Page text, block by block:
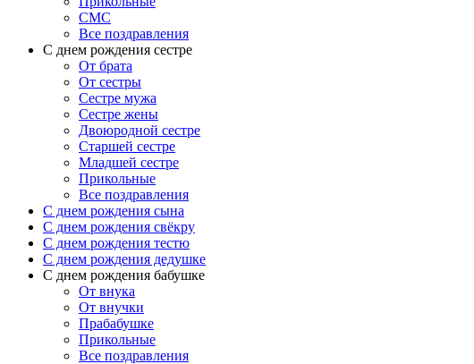
СМС
Все поздравления
С днем рождения сестре
От брата
От сестры
Сестре мужа
Сестре жены
Двоюродной сестре
Старшей сестре
Младшей сестре
Прикольные
Все поздравления
C днем рождения сына
C днем рождения свёкру
C днем рождения тестю
С днем рождения дедушке
С днем рождения бабушке
От внука
От внучки
Прабабушке
Прикольные
Все поздравления